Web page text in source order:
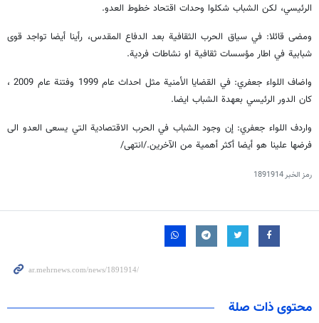
الرئيسي، لكن الشباب شكلوا وحدات اقتحاد خطوط العدو.
ومضى قائلا: في سياق الحرب الثقافية بعد الدفاع المقدس، رأينا أيضا تواجد قوى
شبابية في اطار مؤسسات ثقافية او نشاطات فردية.
واضاف اللواء جعفري: في القضايا الأمنية مثل احداث عام 1999 وفتنة عام 2009 ،
كان الدور الرئيسي بعهدة الشباب ايضا.
واردف اللواء جعفري: إن وجود الشباب في الحرب الاقتصادية التي يسعى العدو الى
فرضها علينا هو أيضا أكثر أهمية من الآخرين./انتهى/
رمز الخبر1891914
محتوى ذات صلة